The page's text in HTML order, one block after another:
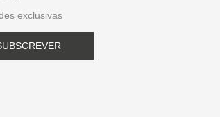
exclusivas